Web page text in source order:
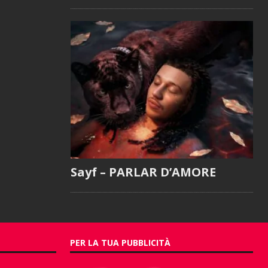
Sayf – PARLAR D’AMORE
PER LA TUA PUBBLICITÀ